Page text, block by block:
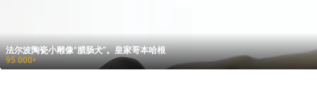
法尔波陶瓷小雕像“腊肠犬”。皇家哥本哈根
95 000₽